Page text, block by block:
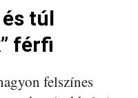
túl
férfi
felszínes